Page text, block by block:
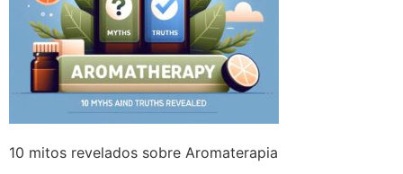
10 mitos revelados sobre Aromaterapia